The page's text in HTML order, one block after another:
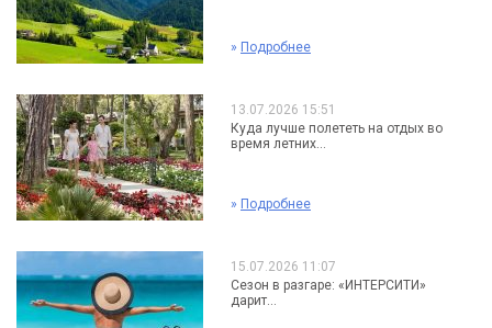
» Подробнее
13.07.2026 15:51
Куда лучше полететь на отдых во
время летних...
» Подробнее
15.07.2026 11:07
Сезон в разгаре: «ИНТЕРСИТИ»
дарит...